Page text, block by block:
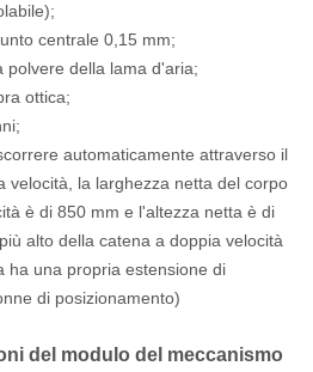
centrale 0,15 mm;
polvere della lama d'aria;
ottica;
automaticamente attraverso il
velocità, la larghezza netta del corpo
è di 850 mm e l'altezza netta è di
alto della catena a doppia velocità
ha una propria estensione di
di posizionamento)
del modulo del meccanismo